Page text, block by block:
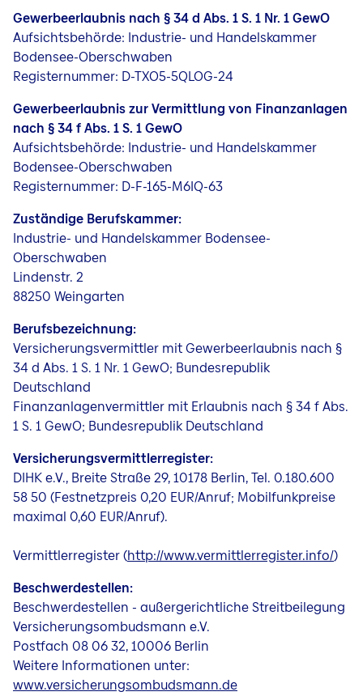
Gewerbeerlaubnis nach § 34 d Abs. 1 S. 1 Nr. 1 GewO
Aufsichtsbehörde: Industrie- und Handelskammer
Bodensee-Oberschwaben
Registernummer: D-TXO5-5QLOG-24
Gewerbeerlaubnis zur Vermittlung von Finanzanlagen
nach § 34 f Abs. 1 S. 1 GewO
Aufsichtsbehörde: Industrie- und Handelskammer
Bodensee-Oberschwaben
Registernummer: D-F-165-M6IQ-63
Zuständige Berufskammer:
Industrie- und Handelskammer Bodensee-
Oberschwaben
Lindenstr. 2
88250 Weingarten
Berufsbezeichnung:
Versicherungsvermittler mit Gewerbeerlaubnis nach §
34 d Abs. 1 S. 1 Nr. 1 GewO; Bundesrepublik
Deutschland
Finanzanlagenvermittler mit Erlaubnis nach § 34 f Abs.
1 S. 1 GewO; Bundesrepublik Deutschland
Versicherungsvermittlerregister:
DIHK e.V., Breite Straße 29, 10178 Berlin, Tel. 0.180.600
58 50 (Festnetzpreis 0,20 EUR/Anruf; Mobilfunkpreise
maximal 0,60 EUR/Anruf).
Vermittlerregister (http://www.vermittlerregister.info/)
Beschwerdestellen:
Beschwerdestellen - außergerichtliche Streitbeilegung
Versicherungsombudsmann e.V.
Postfach 08 06 32, 10006 Berlin
Weitere Informationen unter:
www.versicherungsombudsmann.de